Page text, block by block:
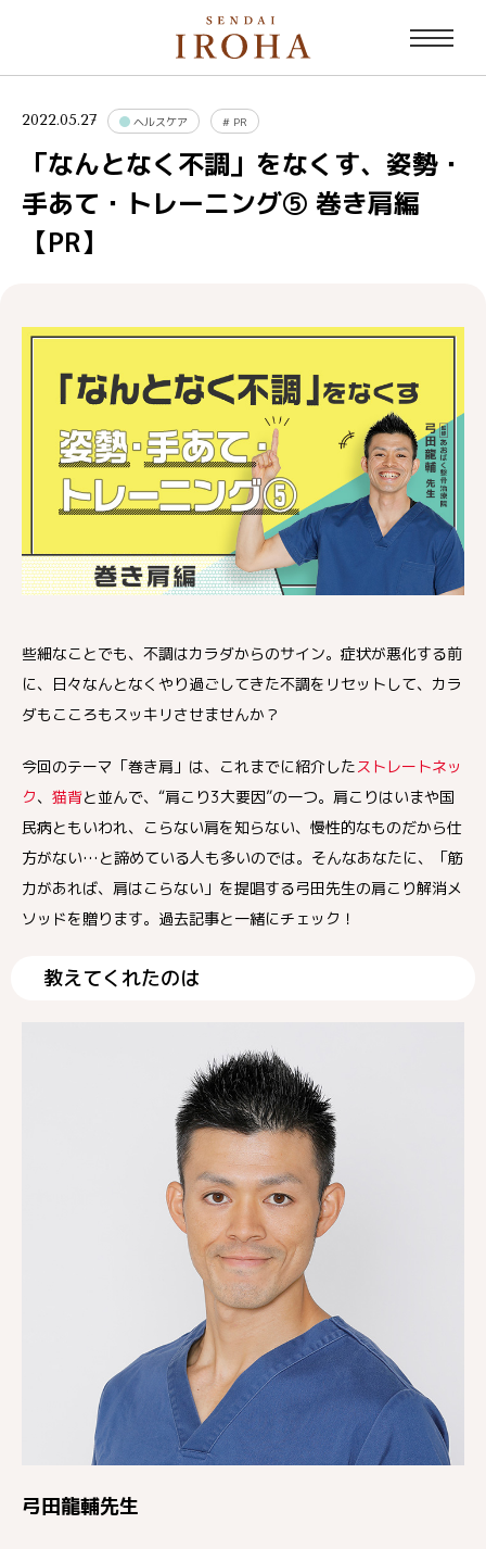
2022.05.27 ヘルスケア # PR
「なんとなく不調」をなくす、姿勢・
手あて・トレーニング⑤ 巻き肩編
【PR】
些細なことでも、不調はカラダからのサイン。症状が悪化する前
に、日々なんとなくやり過ごしてきた不調をリセットして、カラ
ダもこころもスッキリさせませんか？
今回のテーマ「巻き肩」は、これまでに紹介したストレートネッ
ク、 猫背と並んで、“肩こり3大要因”の一つ。肩こりはいまや国
民病ともいわれ、こらない肩を知らない、慢性的なものだから仕
方がない…と諦めている人も多いのでは。そんなあなたに、「筋
力があれば、肩はこらない」を提唱する弓田先生の肩こり解消メ
ソッドを贈ります。過去記事と一緒にチェック！
教えてくれたのは
弓田龍輔先生